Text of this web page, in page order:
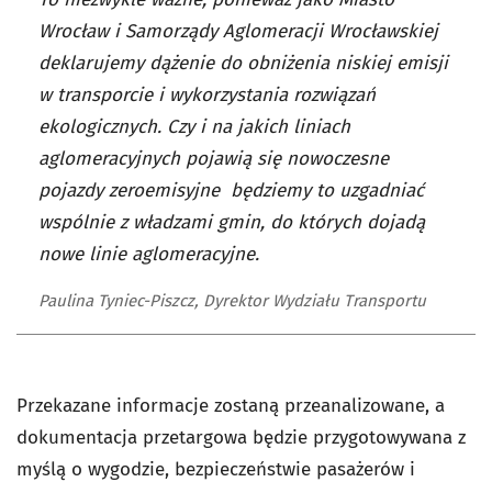
Wrocław i Samorządy Aglomeracji Wrocławskiej
deklarujemy dążenie do obniżenia niskiej emisji
w transporcie i wykorzystania rozwiązań
ekologicznych. Czy i na jakich liniach
aglomeracyjnych pojawią się nowoczesne
pojazdy zeroemisyjne będziemy to uzgadniać
wspólnie z władzami gmin, do których dojadą
nowe linie aglomeracyjne.
Paulina Tyniec-Piszcz, Dyrektor Wydziału Transportu
Przekazane informacje zostaną przeanalizowane, a
dokumentacja przetargowa będzie przygotowywana z
myślą o wygodzie, bezpieczeństwie pasażerów i